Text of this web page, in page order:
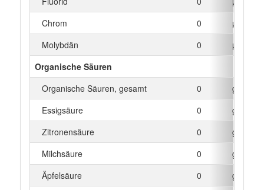
Chrom
0
µg
Molybdän
0
µg
Organische Säuren
Organische Säuren, gesamt
0
g
Essigsäure
0
g
Zitronensäure
0
g
Milchsäure
0
g
Äpfelsäure
0
g